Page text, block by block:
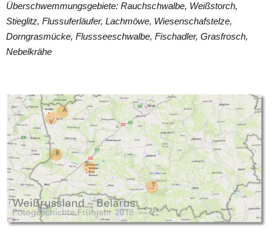
Überschwemmungsgebiete: Rauchschwalbe, Weißstorch,
Stieglitz, Flussuferläufer, Lachmöwe, Wiesenschafstelze,
Dorngrasmücke, Flussseeschwalbe, Fischadler, Grasfrosch,
Nebelkrähe